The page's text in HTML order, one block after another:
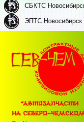
СБКТС
ЭПТС Новосибирск